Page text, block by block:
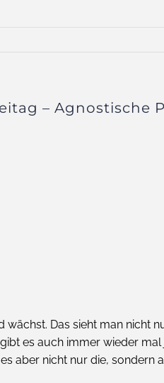
– Agnostische
wächst. Das sieht man nicht
es auch immer wieder
aber nicht nur die, sondern